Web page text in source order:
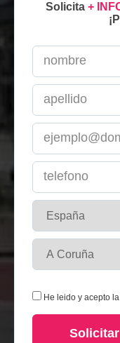
Solicita +
He leido y acepto la